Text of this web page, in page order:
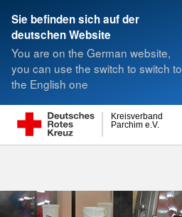
Sie befinden sich auf der
deutschen Website
You are on the German website,
you can use the switch to switch to
the English one
Parchim e.V.
Kreisverband
Suche
Bereitschaften